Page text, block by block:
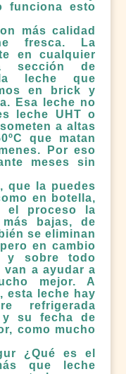
funciona esto
más calidad
fresca. La
en cualquier
sección de
leche que
en brick y
Esa leche no
leche UHT o
a altas
que matan
Por eso
meses sin
que la puedes
en botella,
el proceso la
bajas, de
se eliminan
en cambio
y sobre todo
a ayudar a
mejor. A
esta leche hay
refrigerada
su fecha de
como mucho
¿Qué es el
que leche